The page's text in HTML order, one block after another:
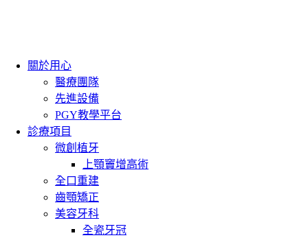
關於用心
醫療團隊
先進設備
PGY教學平台
診療項目
微創植牙
上顎竇增高術
全口重建
齒顎矯正
美容牙科
全瓷牙冠